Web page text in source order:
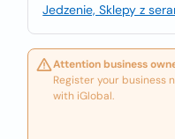
Jedzenie, Sklepy z
Attention business
Register your business
with iGlobal.